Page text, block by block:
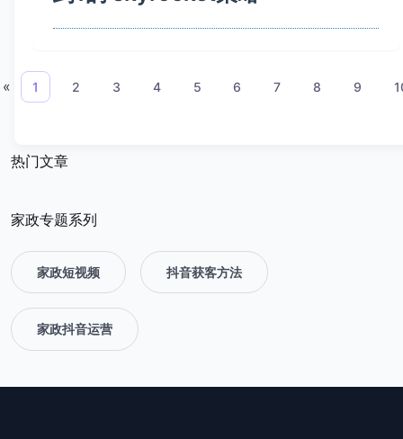
« 1 2 3 4 5 6 7 8 9
热门文章
家政专题系列
家政短视频 抖音获客方法
家政抖音运营